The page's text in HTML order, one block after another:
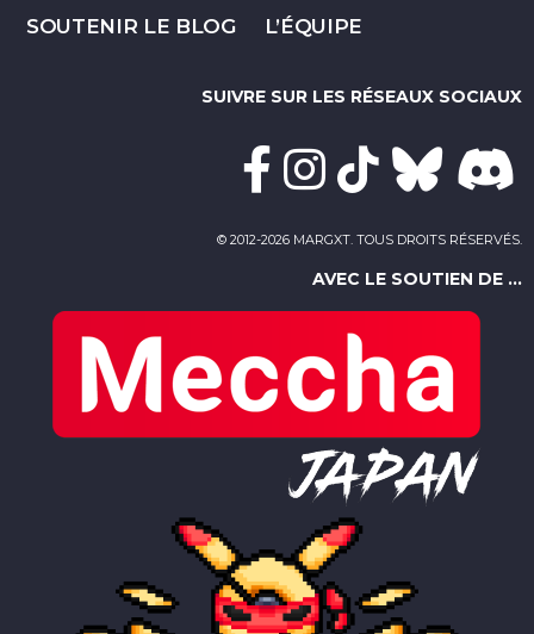
SOUTENIR LE BLOG L’ÉQUIPE
SUIVRE SUR LES RÉSEAUX SOCIAUX
© 2012-2026 MARGXT. TOUS DROITS RÉSERVÉS.
AVEC LE SOUTIEN DE ...